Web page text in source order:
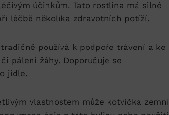
účinkům. Tato​ rostlina‍ má silné⁢
léčbě ‍několika zdravotních potíží.
používá k podpoře⁤ trávení a ke
pálení žáhy. Doporučuje se
⁤jídle.
‍vlastnostem může kotvička zemní